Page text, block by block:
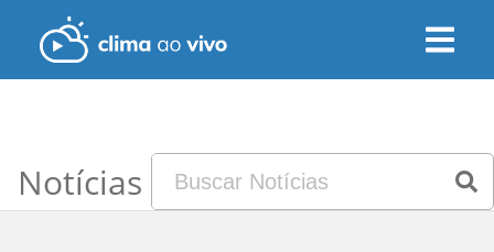
Notícias